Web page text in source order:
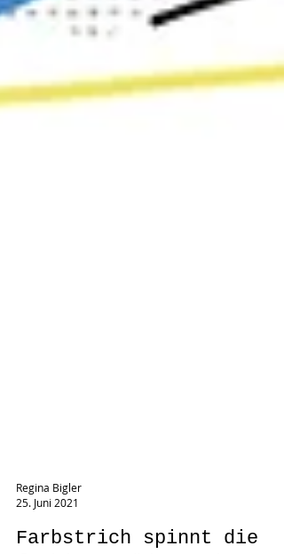
Regina Bigler
25. Juni 2021